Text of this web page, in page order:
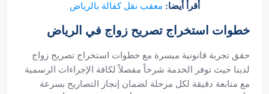
أقرأ أيضا: معقب نقل كفالة بالرياض
خطوات استخراج تصريح زواج في الرياض
حقق تجربة قانونية ميسرة مع خطوات استخراج تصريح زواج
لدينا حيث توفر الخدمة شرحاً مفصلاً لكافة الإجراءات الرسمية
مع متابعة دقيقة لكل مرحلة لضمان إنجاز التصاريح بسرعة